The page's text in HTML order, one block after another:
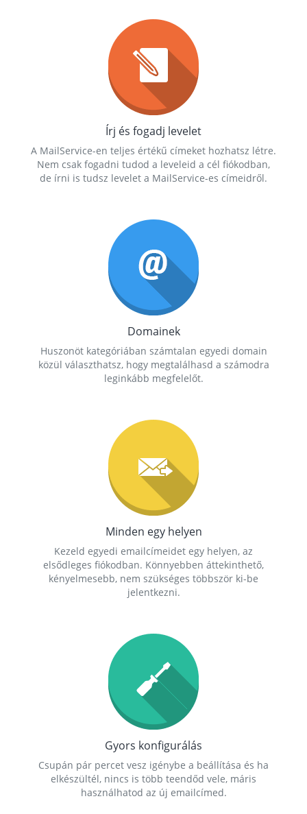
Írj és fogadj levelet
A MailService-en teljes értékű címeket hozhatsz létre.
Nem csak fogadni tudod a leveleid a cél fiókodban,
de írni is tudsz levelet a MailService-es címeidről.
Domainek
Huszonöt kategóriában számtalan egyedi domain
közül választhatsz, hogy megtalálhasd a számodra
leginkább megfelelőt.
Minden egy helyen
Kezeld egyedi emailcímeidet egy helyen, az
elsődleges fiókodban. Könnyebben áttekinthető,
kényelmesebb, nem szükséges többször ki-be
jelentkezni.
Gyors konfigurálás
Csupán pár percet vesz igénybe a beállítása és ha
elkészültél, nincs is több teendőd vele, máris
használhatod az új emailcímed.